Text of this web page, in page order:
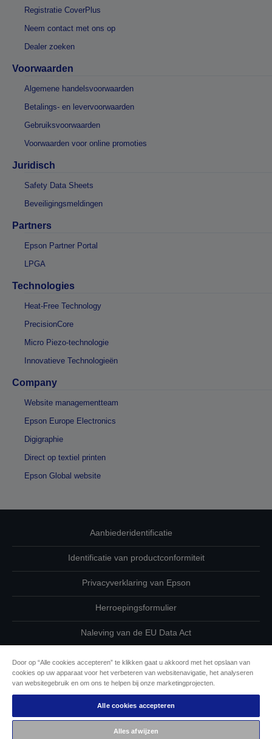
Registratie CoverPlus
Neem contact met ons op
Dealer zoeken
Voorwaarden
Algemene handelsvoorwaarden
Betalings- en levervoorwaarden
Gebruiksvoorwaarden
Voorwaarden voor online promoties
Juridisch
Safety Data Sheets
Beveiligingsmeldingen
Partners
Epson Partner Portal
LPGA
Technologies
Heat-Free Technology
PrecisionCore
Micro Piezo-technologie
Innovatieve Technologieën
Company
Website managementteam
Epson Europe Electronics
Digigraphie
Direct op textiel printen
Epson Global website
Aanbiederidentificatie
Identificatie van productconformiteit
Privacyverklaring van Epson
Herroepingsformulier
Naleving van de EU Data Act
Cookie-informatie
De toewijding van Epson aan toegankelijkheid
Door op “Alle cookies accepteren” te klikken gaat u akkoord met het opslaan van
cookies op uw apparaat voor het verbeteren van websitenavigatie, het analyseren
van websitegebruik en om ons te helpen bij onze marketingprojecten.
Alle cookies accepteren
Alles afwijzen